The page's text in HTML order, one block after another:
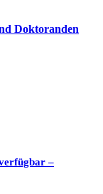
Doktoranden
–